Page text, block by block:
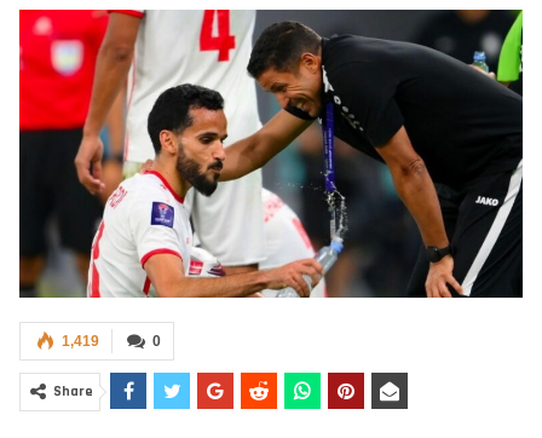
0
1,419
Share